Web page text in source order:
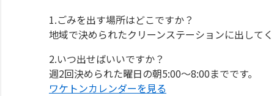
1.ごみを出す場所はどこですか？
地域で決められたクリーンステーションに出して
2.いつ出せばいいですか？
週2回決められた曜日の朝5:00～8:00までです。
ワケトンカレンダーを見る